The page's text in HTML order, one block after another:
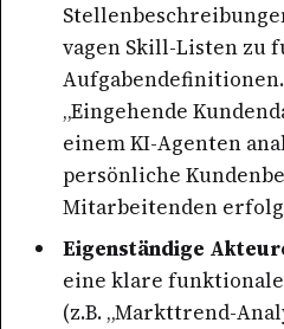
vagen Skill-Listen zu
„Eingehende
einem KI-Agenten
persönliche
Mitarbeitenden
Eigenständige
eine klare
(z.B. „Markttrend-